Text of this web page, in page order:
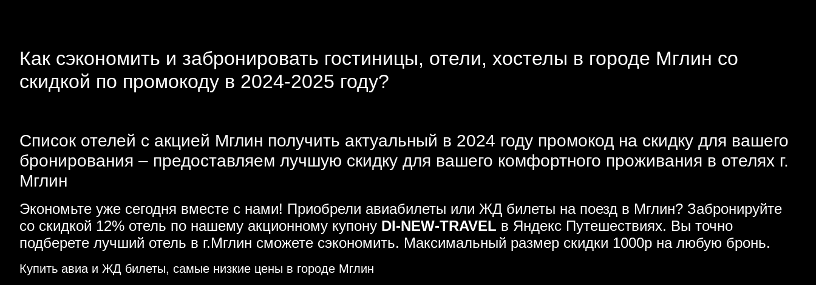
Как сэкономить и забронировать гостиницы, отели, хостелы в городе Мглин со
скидкой по промокоду в 2024-2025 году?
Список отелей с акцией Мглин получить актуальный в 2024 году промокод на скидку для вашего
бронирования – предоставляем лучшую скидку для вашего комфортного проживания в отелях г.
Мглин
Экономьте уже сегодня вместе с нами! Приобрели авиабилеты или ЖД билеты на поезд в Мглин? Забронируйте
со скидкой 12% отель по нашему акционному купону DI-NEW-TRAVEL в Яндекс Путешествиях. Вы точно
подберете лучший отель в г.Мглин сможете сэкономить. Максимальный размер скидки 1000р на любую бронь.
Купить авиа и ЖД билеты, самые низкие цены в городе Мглин